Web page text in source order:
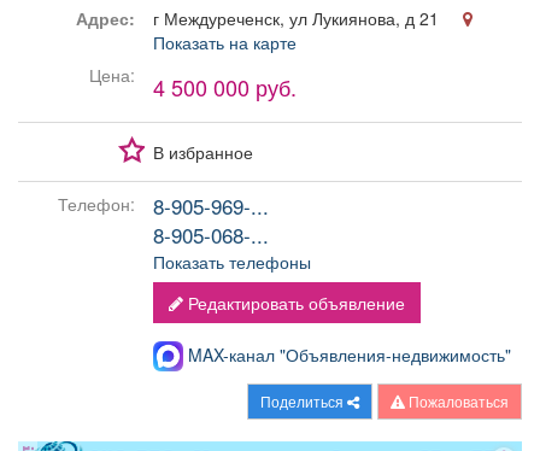
Адрес:
г Междуреченск, ул Лукиянова, д 21
Показать на карте
Цена:
4 500 000 руб.
В избранное
Телефон:
8-905-969-...
8-905-068-...
Показать телефоны
Редактировать объявление
MAX-канал "Объявления-недвижимость"
Поделиться Пожаловаться